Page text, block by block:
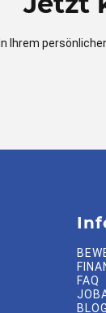
In Ihrem
FAQ
BLOG